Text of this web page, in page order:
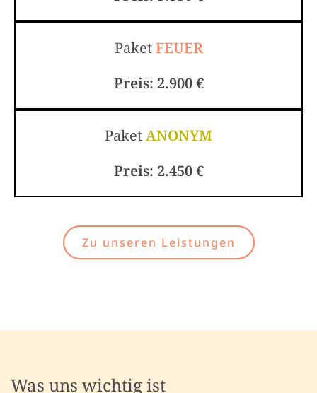
PaketFEUER
Preis: 2.900 €
PaketANONYM
Preis: 2.450 €
Zu unseren Leistungen
Was uns wichtig ist